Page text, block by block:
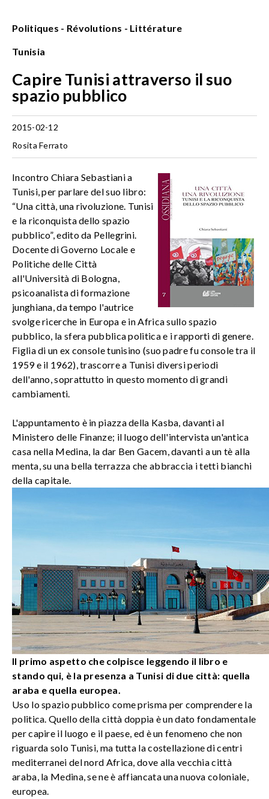
Politiques - Révolutions - Littérature
Tunisia
Capire Tunisi attraverso il suo
spazio pubblico
2015-02-12
Rosita Ferrato
Incontro Chiara Sebastiani a
Tunisi, per parlare del suo libro:
“Una città, una rivoluzione. Tunisi
e la riconquista dello spazio
pubblico”, edito da Pellegrini.
Docente di Governo Locale e
Politiche delle Città
all'Università di Bologna,
psicoanalista di formazione
junghiana, da tempo l'autrice
svolge ricerche in Europa e in Africa sullo spazio
pubblico, la sfera pubblica politica e i rapporti di genere.
Figlia di un ex console tunisino (suo padre fu console tra il
1959 e il 1962), trascorre a Tunisi diversi periodi
dell'anno, soprattutto in questo momento di grandi
cambiamenti.
L'appuntamento è in piazza della Kasba, davanti al
Ministero delle Finanze; il luogo dell'intervista un'antica
casa nella Medina, la dar Ben Gacem, davanti a un tè alla
menta, su una bella terrazza che abbraccia i tetti bianchi
della capitale.
Il primo aspetto che colpisce leggendo il libro e
stando qui, è la presenza a Tunisi di due città: quella
araba e quella europea.
Uso lo spazio pubblico come prisma per comprendere la
politica. Quello della città doppia è un dato fondamentale
per capire il luogo e il paese, ed è un fenomeno che non
riguarda solo Tunisi, ma tutta la costellazione di centri
mediterranei del nord Africa, dove alla vecchia città
araba, la Medina, se ne è affiancata una nuova coloniale,
europea.